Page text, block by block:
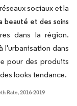
sociaux et la
beauté et des soins
dans la région.
l'urbanisation dans
pour des produits
looks tendance.